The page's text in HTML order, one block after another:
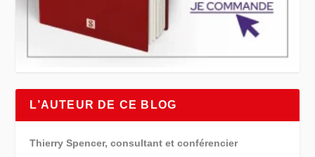
L’AUTEUR DE CE BLOG
Thierry Spencer, consultant et conférencier